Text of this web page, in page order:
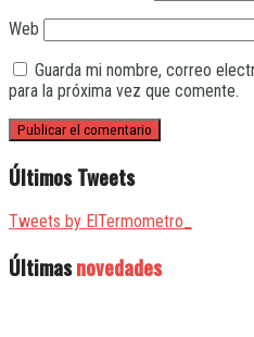
Web
Guarda mi nombre, correo
para la próxima vez que comente.
Últimos Tweets
Tweets by ElTermometro_
Últimasnovedades